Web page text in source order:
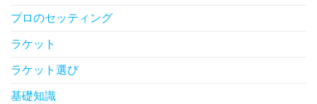
プロのセッティング
ラケット
ラケット選び
基礎知識